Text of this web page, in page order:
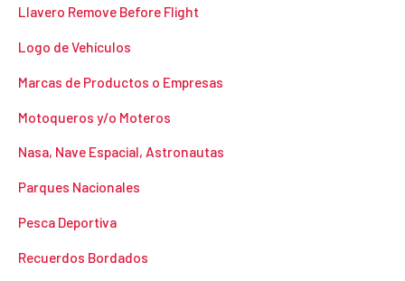
Llavero Remove Before Flight
Logo de Vehículos
Marcas de Productos o Empresas
Motoqueros y/o Moteros
Nasa, Nave Espacial, Astronautas
Parques Nacionales
Pesca Deportiva
Recuerdos Bordados